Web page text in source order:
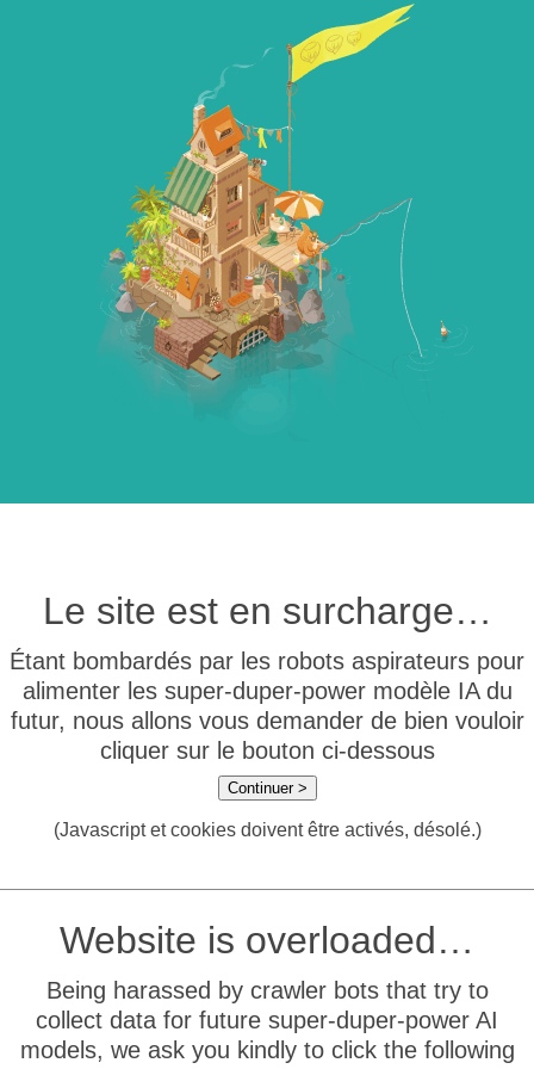
Le site est en surcharge…
Étant bombardés par les robots aspirateurs pour
alimenter les super-duper-power modèle IA du
futur, nous allons vous demander de bien vouloir
cliquer sur le bouton ci-dessous
Continuer >
(Javascript et cookies doivent être activés, désolé.)
Website is overloaded…
Being harassed by crawler bots that try to
collect data for future super-duper-power AI
models, we ask you kindly to click the following